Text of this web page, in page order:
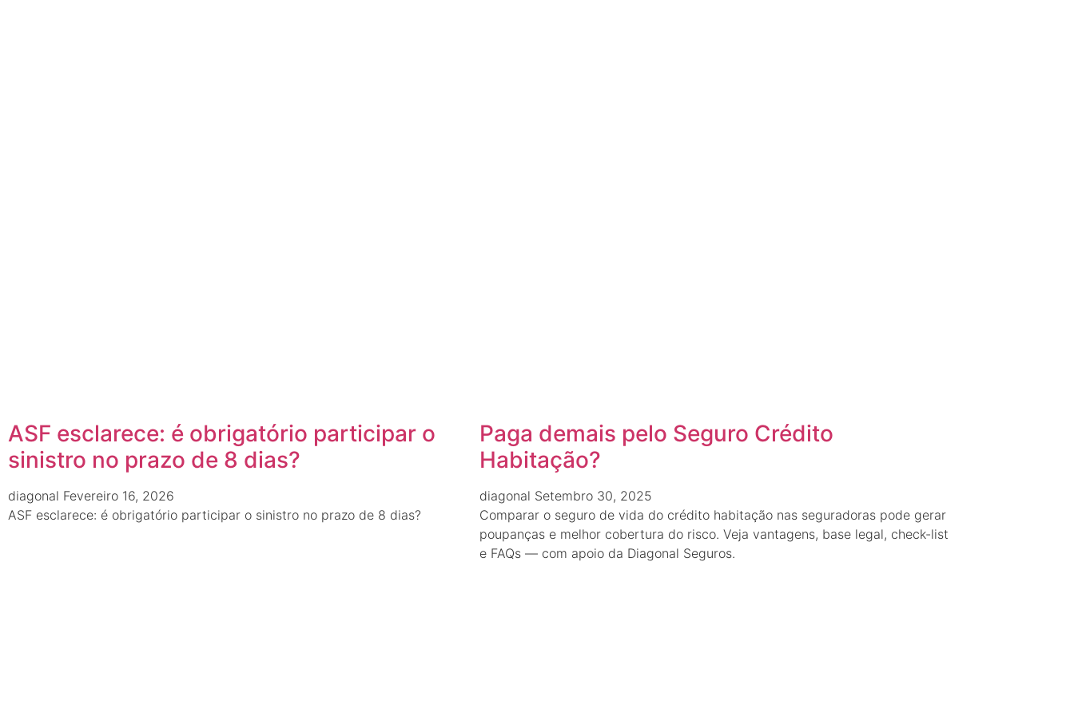
ASF esclarece: é obrigatório participar o
sinistro no prazo de 8 dias?
diagonal Fevereiro 16, 2026
ASF esclarece: é obrigatório participar o sinistro no prazo de 8 dias?
Paga demais pelo Seguro Crédito
Habitação?
diagonal Setembro 30, 2025
Comparar o seguro de vida do crédito habitação nas seguradoras pode gerar
poupanças e melhor cobertura do risco. Veja vantagens, base legal, check-list
e FAQs — com apoio da Diagonal Seguros.